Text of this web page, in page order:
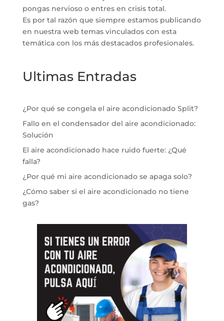
pongas nervioso o entres en crisis total.
Es por tal razón que siempre estamos publicando
en nuestra web temas vinculados con esta
temática con los más destacados profesionales.
Ultimas Entradas
¿Por qué se congela el aire acondicionado Split?
Fallo en el condensador del aire acondicionado:
Solución
El aire acondicionado hace ruido fuerte: ¿Qué
falla?
¿Por qué mi aire acondicionado se apaga solo?
¿Cómo saber si el aire acondicionado no tiene
gas?